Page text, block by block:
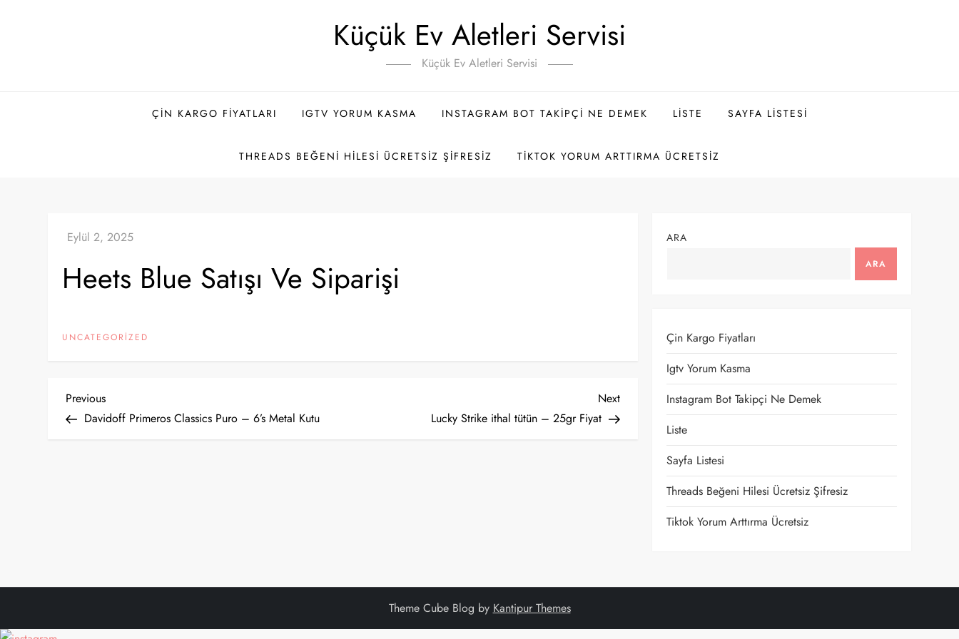
Küçük Ev Aletleri Servisi
Küçük Ev Aletleri Servisi
ÇIN KARGO FIYATLARI IGTV YORUM KASMA INSTAGRAM BOT TAKIPÇI NE DEMEK LISTE SAYFA LISTESI
THREADS BEĞENI HILESI ÜCRETSIZ ŞIFRESIZ TIKTOK YORUM ARTTIRMA ÜCRETSIZ
Heets Blue Satışı Ve Siparişi
UNCATEGORIZED
Y
Previous
Post
Previous
Davidoff Primeros Classics Puro – 6’s Metal Kutu
Next
Post
Next
Lucky Strike ithal tütün – 25gr Fiyat
ARA
ARA
Çin Kargo Fiyatları
Igtv Yorum Kasma
Instagram Bot Takipçi Ne Demek
Liste
Sayfa Listesi
Threads Beğeni Hilesi Ücretsiz Şifresiz
Tiktok Yorum Arttırma Ücretsiz
Theme Cube Blog by Kantipur Themes